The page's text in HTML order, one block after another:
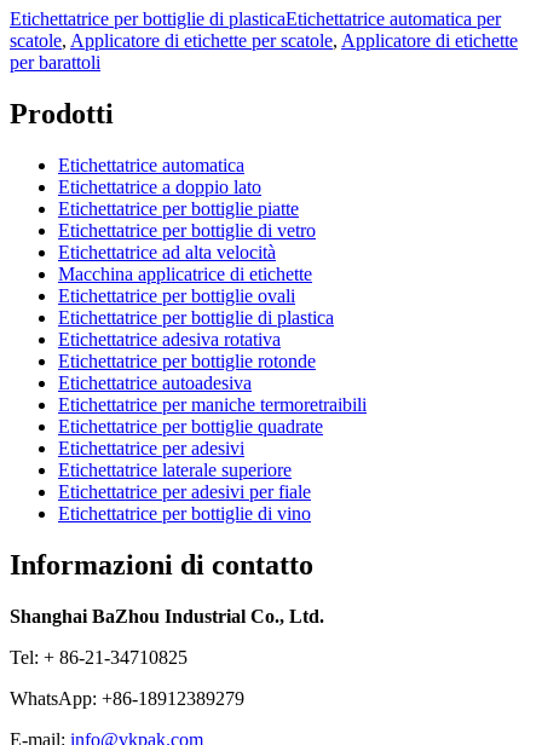
Etichettatrice per bottiglie di plasticaEtichettatrice automatica per
scatole, Applicatore di etichette per scatole, Applicatore di etichette
per barattoli
Prodotti
Etichettatrice automatica
Etichettatrice a doppio lato
Etichettatrice per bottiglie piatte
Etichettatrice per bottiglie di vetro
Etichettatrice ad alta velocità
Macchina applicatrice di etichette
Etichettatrice per bottiglie ovali
Etichettatrice per bottiglie di plastica
Etichettatrice adesiva rotativa
Etichettatrice per bottiglie rotonde
Etichettatrice autoadesiva
Etichettatrice per maniche termoretraibili
Etichettatrice per bottiglie quadrate
Etichettatrice per adesivi
Etichettatrice laterale superiore
Etichettatrice per adesivi per fiale
Etichettatrice per bottiglie di vino
Informazioni di contatto
Shanghai BaZhou Industrial Co., Ltd.
Tel: + 86-21-34710825
WhatsApp: +86-18912389279
E-mail: info@vkpak.com